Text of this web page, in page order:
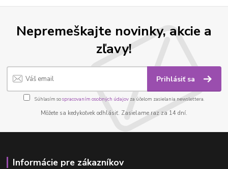
Nepremeškajte novinky, akcie a
zľavy!
Prihlásiť sa
Súhlasím sospracovaním osobných údajov za účelom zasielania newslettera.
Môžete sa kedykoľvek odhlásiť. Zasielame raz za 14 dní.
Informácie pre zákazníkov